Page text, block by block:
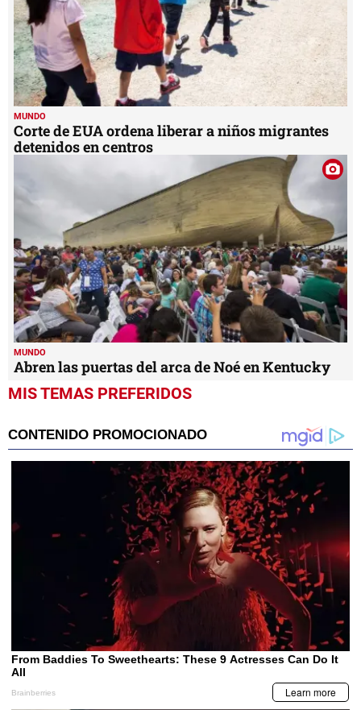
MUNDO
Corte de EUA ordena liberar a niños migrantes
detenidos en centros
MUNDO
Abren las puertas del arca de Noé en Kentucky
MIS TEMAS PREFERIDOS